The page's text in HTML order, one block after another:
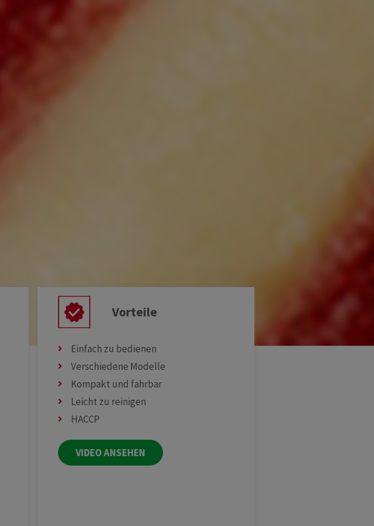
Vorteile
Einfach zu bedienen
Verschiedene Modelle
Kompakt und fahrbar
Leicht zu reinigen
HACCP
VIDEO ANSEHEN